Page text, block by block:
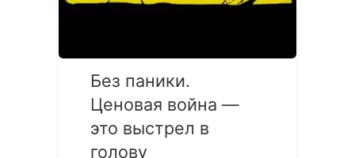
Без паники.
Ценовая война —
это выстрел в
голову